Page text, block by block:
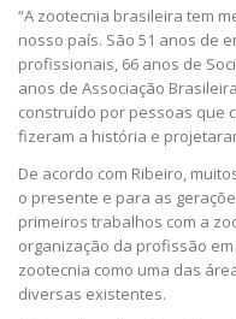
“A zootecnia brasileira tem
nosso país. São 51 anos de
profissionais, 66 anos de
anos de Associação
construído por pessoas que
fizeram a história e
De acordo com Ribeiro,
o presente e para as
primeiros trabalhos com a
organização da profissão
zootecnia como uma das
diversas existentes.